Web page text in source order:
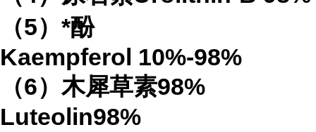
（5）*酚
Kaempferol 10%-98%
（6）木犀草素98%
Luteolin98%